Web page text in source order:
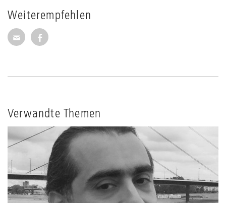
Weiterempfehlen
Seite per E-Mail weiterempfehlen
Seite auf Facebook weiterempfehlen
Verwandte Themen